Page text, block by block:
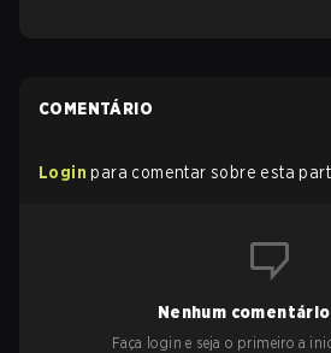
COMENTÁRIO
Login para comentar sobre esta
Nenhum
Faça login e seja o primeiro a